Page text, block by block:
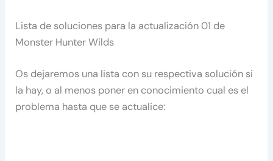
Lista de soluciones para la actualización 01 de
Monster Hunter Wilds
Os dejaremos una lista con su respectiva solución si
la hay, o al menos poner en conocimiento cual es el
problema hasta que se actualice: